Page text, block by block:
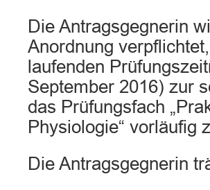
Die Antragsgegnerin
Anordnung
laufenden
September 2016) zur
das Prüfungsfach
Physiologie“ vorläufig
Die Antragsgegnerin